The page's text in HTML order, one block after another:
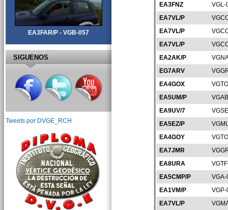
EA3FNZ
VGL-
EA7VL/P
EA7VL/P
EA7VL/P
EA2AK/P
EG7ARV
EA4GOX
EA5UM/P
EA9UV/7
EA5EZ/P
EA4GOY
EA7JMR
EA8URA
EA5CMP/P
EA1VM/P
EA7VL/P
EA3FAR/P - VGB-057
SIGUENOS
Tweets por DVGE_RCH